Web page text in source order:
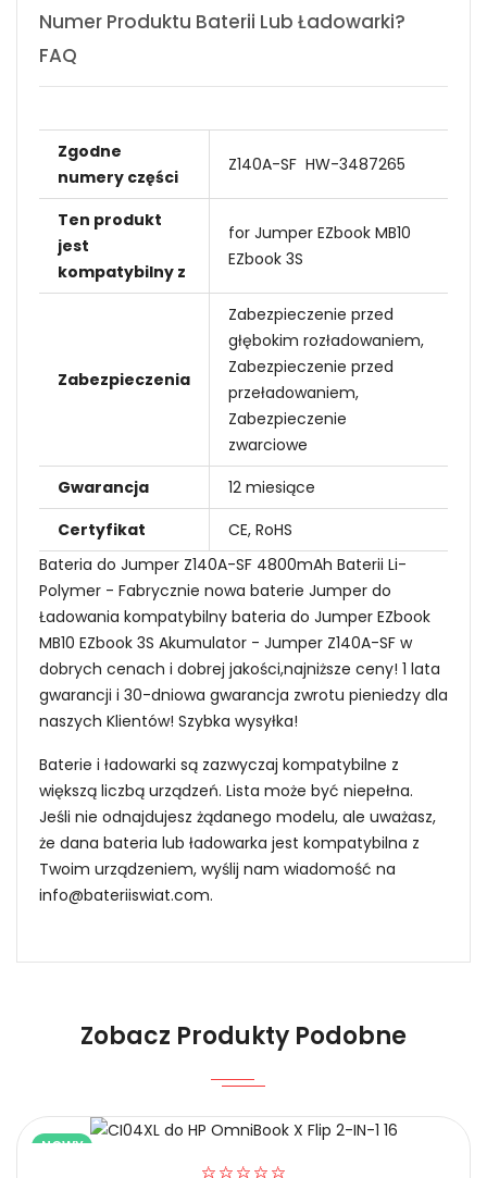
Numer Produktu Baterii Lub Ładowarki?
FAQ
Zgodne
numery części
Z140A-SF HW-3487265
Ten produkt
jest
kompatybilny z
for Jumper EZbook MB10
EZbook 3S
Zabezpieczenia
Zabezpieczenie przed
głębokim rozładowaniem,
Zabezpieczenie przed
przeładowaniem,
Zabezpieczenie
zwarciowe
Gwarancja
12 miesiące
Certyfikat
CE, RoHS
Bateria do Jumper Z140A-SF 4800mAh Baterii Li-
Polymer - Fabrycznie nowa baterie Jumper do
Ładowania kompatybilny bateria do Jumper EZbook
MB10 EZbook 3S Akumulator - Jumper Z140A-SF w
dobrych cenach i dobrej jakości,najniższe ceny! 1 lata
gwarancji i 30-dniowa gwarancja zwrotu pieniedzy dla
naszych Klientów! Szybka wysyłka!
Baterie i ładowarki są zazwyczaj kompatybilne z
większą liczbą urządzeń. Lista może być niepełna.
Jeśli nie odnajdujesz żądanego modelu, ale uważasz,
że dana bateria lub ładowarka jest kompatybilna z
Twoim urządzeniem, wyślij nam wiadomość na
info@bateriiswiat.com.
Niezawodność i pewność
1.Model urządzenia
Zobacz Produkty Podobne
NOWY